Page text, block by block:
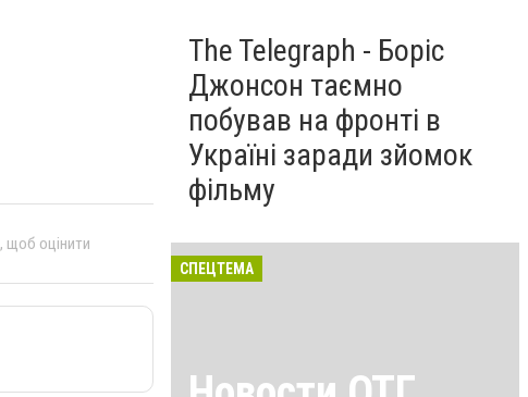
, щоб оцінити
The Telegraph - Боріс
Джонсон таємно
побував на фронті в
Україні заради зйомок
фільму
СПЕЦТЕМА